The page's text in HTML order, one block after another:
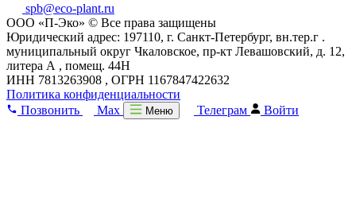
spb@eco-plant.ru
ООО «П-Эко» © Все права защищены
Юридический адрес: 197110, г. Санкт-Петербург, вн.тер.г .
муниципальный округ Чкаловское, пр-кт Левашовский, д. 12,
литера А , помещ. 44Н
ИНН 7813263908 , ОГРН 1167847422632
Политика конфиденциальности
Позвонить
Max Меню Телеграм Войти